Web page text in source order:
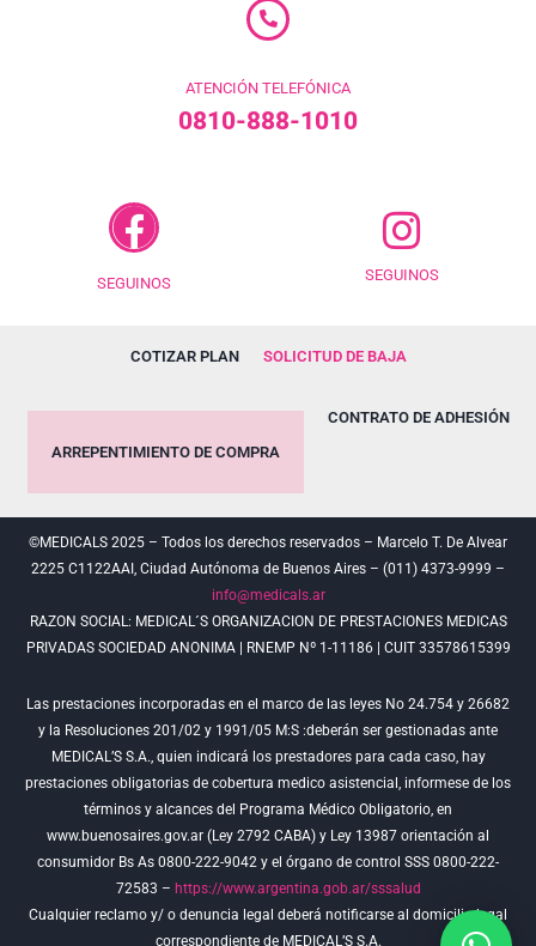
ATENCIÓN TELEFÓNICA
0810-888-1010
SEGUINOS SEGUINOS
COTIZAR PLAN SOLICITUD DE BAJA
ARREPENTIMIENTO DE COMPRA
CONTRATO DE ADHESIÓN
©MEDICALS 2025 – Todos los derechos reservados – Marcelo T. De Alvear
2225 C1122AAI, Ciudad Autónoma de Buenos Aires – (011) 4373-9999 –
info@medicals.ar
RAZON SOCIAL: MEDICAL´S ORGANIZACION DE PRESTACIONES MEDICAS
PRIVADAS SOCIEDAD ANONIMA | RNEMP Nº 1-11186 | CUIT 33578615399
Las prestaciones incorporadas en el marco de las leyes No 24.754 y 26682
y la Resoluciones 201/02 y 1991/05 M:S :deberán ser gestionadas ante
MEDICAL’S S.A., quien indicará los prestadores para cada caso, hay
prestaciones obligatorias de cobertura medico asistencial, informese de los
términos y alcances del Programa Médico Obligatorio, en
www.buenosaires.gov.ar (Ley 2792 CABA) y Ley 13987 orientación al
consumidor Bs As 0800-222-9042 y el órgano de control SSS 0800-222-
72583 – https://www.argentina.gob.ar/sssalud
Cualquier reclamo y/ o denuncia legal deberá notificarse al domicilio legal
correspondiente de MEDICAL’S S.A.